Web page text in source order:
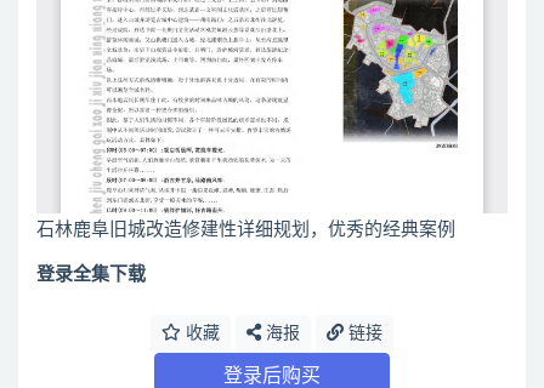
石林鹿阜旧城改造修建性详细规划，优秀的经典案例
登录全集下载
收藏 海报 链接
登录后购买